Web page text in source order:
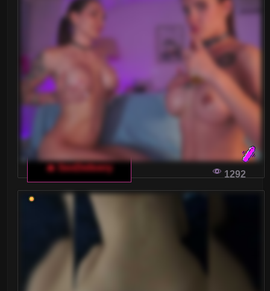
DLACZEGO WŁOSKI CZAT DLA
DOROSŁYCH MOŻE BYĆ TWOJĄ
PRZEPUSTKĄ DO MIŁOŚCI?
Zastanawiasz się, jak przyciągnąć uwagę kogoś
wyjątkowego na włoskim czacie dla dorosłych?
Oto kilka sprawdzonych sposobów, które
pomogą Ci wyróżnić się i nawiązać wartościowe
WŁOSKIE CZATY DLA DOROSŁYCH:
FENOMENALNY WZROST POPULARNOŚCI
Czy kiedykolwiek zastanawiałeś się, dlaczego
włoskie czaty dla dorosłych stają się tak
popularne? Co sprawia, że te platformy
przyciągają coraz większą ilość użytkowników?
🔥 SexDelivery
1292